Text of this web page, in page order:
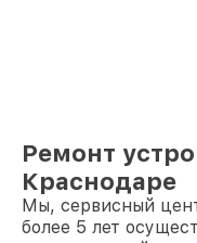
Ремонт
Краснодаре
Мы, сервисный
более 5 лет